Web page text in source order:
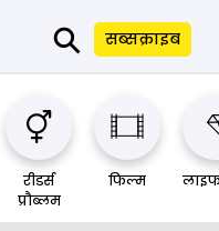
⚲ सब्सक्राइब
रीडर्स
प्रौब्लम
फिल्म